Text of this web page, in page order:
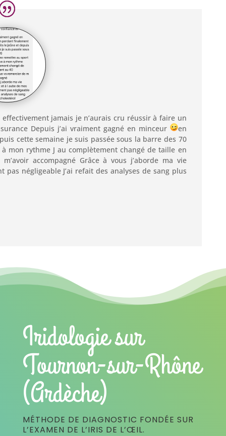
jamais je n’aurais cru réussir à faire un
Depuis j’ai vraiment gagné en minceur
en
cette semaine je suis passée sous la barre des 70
mon rythme J au complètement changé de taille en
accompagné Grâce à vous j’aborde ma vie
négligeable J’ai refait des analyses de sang plus
Iridologie sur
Tournon-sur-Rhône
(Ardèche)
MÉTHODE DE DIAGNOSTIC FONDÉE SUR
L’EXAMEN DE L’IRIS DE L’ŒIL.